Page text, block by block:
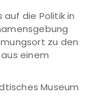
auf die Politik in
zu den
aus einem
Museum